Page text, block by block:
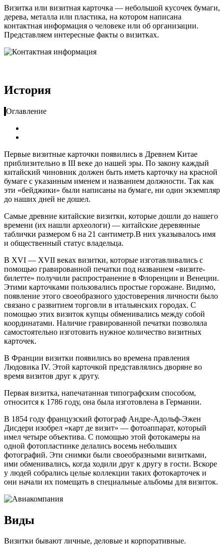
Визитка или визитная карточка — небольшой кусочек бумаги,
дерева, металла или пластика, на котором написана
контактная информация о человеке или об организации.
Представляем интересные факты о визитках.
История
Оглавление
Первые визитные карточки появились в Древнем Китае
приблизительно в III веке до нашей эры. По закону каждый
китайский чиновник должен быть иметь карточку на красной
бумаге с указанным именем и названием должности. Так как
эти «бейджики» были написаны на бумаге, ни один экземпляр
до наших дней не дошел.
Самые древние китайские визитки, которые дошли до нашего
времени (их нашли археологи) — китайские деревянные
таблички размером 6 на 21 сантиметр.В них указывалось имя
и общественный статус владельца.
В ХVI — XVII веках визитки, которые изготавливались с
помощью гравированной печатки под названием «визите-
билетте» получили распространение в Флоренции и Венеции.
Этими карточками пользовались простые горожане. Видимо,
появление этого своеобразного удостоверения личности было
связано с развитием торговли в итальянских городах. С
помощью этих визиток купцы обменивались между собой
координатами. Наличие гравированной печатки позволяла
самостоятельно изготовить нужное количество визитных
карточек.
В Франции визитки появились во времена правления
Людовика IV. Этой карточкой представлялись дворяне во
время визитов друг к другу.
Первая визитка, напечатанная типографским способом,
относится к 1786 году, она была изготовлена в Германии.
В 1854 году французский фотограф Андре-Адольф-Эжен
Дисдери изобрел «карт де визит» — фотоаппарат, который
имел четыре объектива. С помощью этой фотокамеры на
одной фотопластинке делались восемь небольших
фотографий. Эти снимки были своеобразными визитками,
ими обменивались, когда ходили друг к другу в гости. Вскоре
у людей собрались целые коллекции таких фотокарточек и
они начали их помещать в специальные альбомы для визиток.
Виды
Визитки бывают личные, деловые и корпоративные.